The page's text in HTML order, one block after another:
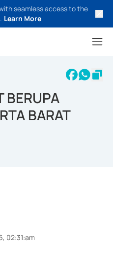
seamless access to the
Learn More
BERUPA
BARAT
02:31:am